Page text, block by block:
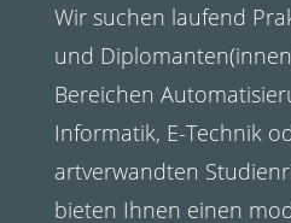
Wir suchen laufend
und
Bereichen
Informatik, E-Technik
artverwandten
bieten Ihnen einen